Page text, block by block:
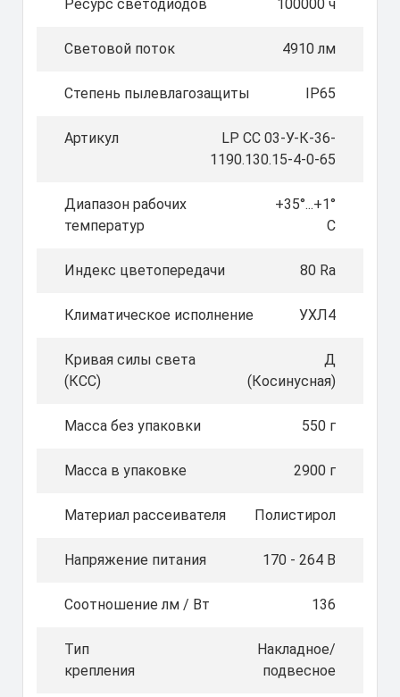
Ресурс светодиодов 100000 ч
Световой поток 4910 лм
Степень пылевлагозащиты IP65
Артикул
LP СС 03-У-К-36-
1190.130.15-4-0-65
Диапазон рабочих
температур
+35°...+1°
C
Индекс цветопередачи 80 Ra
Климатическое исполнение УХЛ4
Кривая силы света
(КСС)
Д
(Косинусная)
Масса без упаковки 550 г
Масса в упаковке 2900 г
Материал рассеивателя Полистирол
Напряжение питания 170 - 264 В
Соотношение лм / Вт 136
Тип
крепления
Накладное/
подвесное